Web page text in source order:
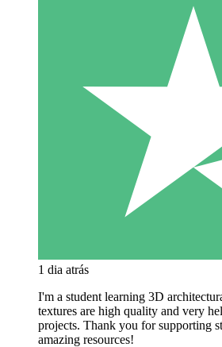
1 dia atrás
I'm a student learning 3D
textures are high quality and very
projects. Thank you for supporting
amazing resources!